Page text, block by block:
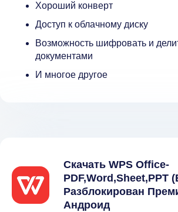
Хороший конверт
Доступ к облачному диску
Возможность шифровать и
документами
И многое другое
Скачать WPS Office-
PDF,Word,Sheet,PPT
Разблокирован
Андроид